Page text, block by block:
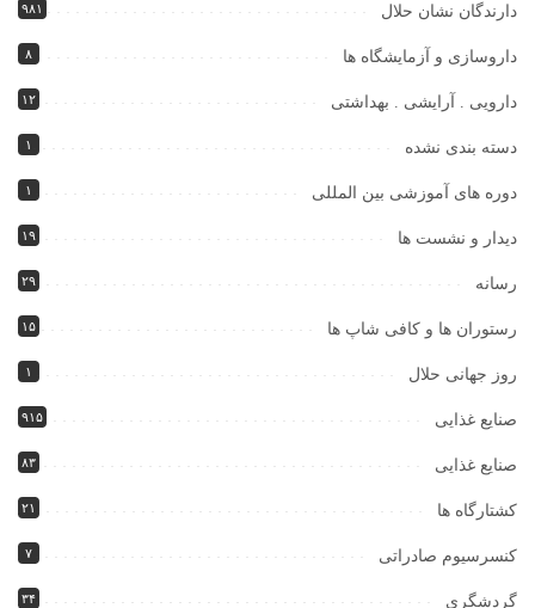
دارندگان نشان حلال ۹۸۱
داروسازی و آزمایشگاه ها ۸
دارویی . آرایشی . بهداشتی ۱۲
دسته بندی نشده ۱
دوره های آموزشی بین المللی ۱
دیدار و نشست ها ۱۹
رسانه ۲۹
رستوران ها و کافی شاپ ها ۱۵
روز جهانی حلال ۱
صنایع غذایی ۹۱۵
صنایع غذایی ۸۳
کشتارگاه ها ۲۱
کنسرسیوم صادراتی ۷
گردشگری ۳۴